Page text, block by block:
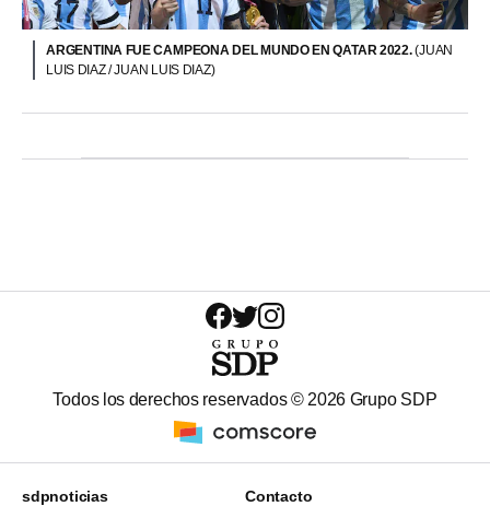
ARGENTINA FUE CAMPEONA DEL MUNDO EN QATAR 2022.(JUAN
LUIS DIAZ / JUAN LUIS DIAZ)
Todos los derechos reservados © 2026 Grupo SDP
sdpnoticias Contacto